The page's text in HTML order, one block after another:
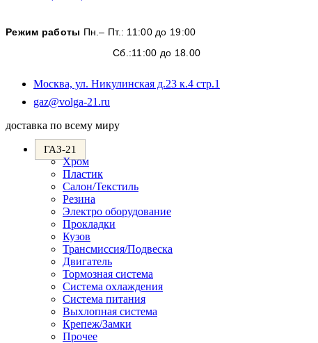
вашем
приложении
Режим работы Пн.– Пт.: 11:00 до 19:00
Сб.:11:00 до 18.00
Москва, ул. Никулинская д.23 к.4 стр.1
gaz@volga-21.ru
вашем
доставка по всему миру
ГАЗ-21
Хром
Пластик
Салон/Текстиль
Резина
Электро оборудование
Прокладки
Кузов
Трансмиссия/Подвеска
Двигатель
Тормозная система
Система охлаждения
Система питания
Выхлопная система
Крепеж/Замки
Прочее